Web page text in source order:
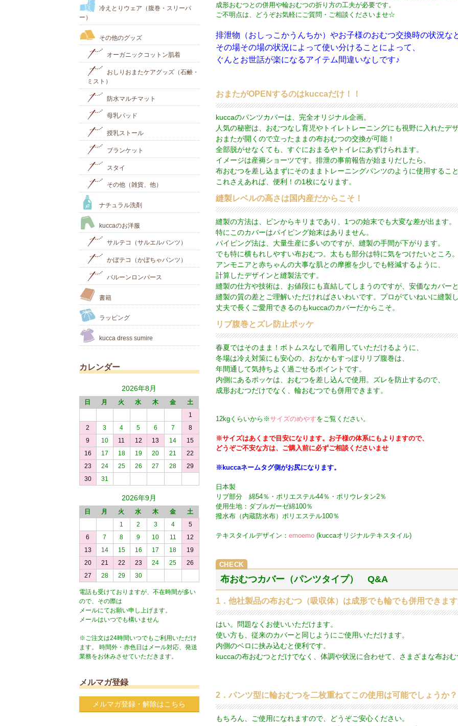
成形おむつとの併用や輪おむつの折り方の工夫が必要です。
ご不明点は、どうぞお気軽にご質問・ご相談くださいませ☆
排泄物（おしっこかうんちか）やお子様のおむつ交換時の状況な
その場その場の状況によって使い分けることによって、
ぐんとお世話が楽になるアイテム間違いなしです♪
おまたがOPENするのはkuccaだけ！！
kuccaのパンツカバーは、完全オリジナル企画。
人気の秘密は、おむつなし育児やトイレトレーニングにも視野に入れたデ
おまたが開くので立ったままの布おむつの交換が可能！
全部脱がせなくても、すぐにおまるやトイレにあずけられます。
イメージは産褥ショーツです。排泄の事前報告が始まりだしたら、
布おむつを差し込まずにそのままトレーニングパンツのように使用すること
これさえあれば、便利！の1枚になります。
縫製レベルの高さは国内産だからこそ！
縫製の方法は、ピンからキリまであり、1つの始末でも大変な差が出ます。
特にこのカバーはパイピング始末はありません。
パイピング法は、大量生産に多いのですが、縫製の手間が下がります。
でも特に横もれしやすい布おむつ。太もも部分は特に気をつけたいところ。
アンモニアと赤ちゃんの大事な肌との摩擦を少しでも軽減するように、
計算したデザインと縫製法です。
縫製の仕方や技術は、お値段にも直結してしまうのですが、安価なカバーと
縫製の質の差とご理解いただければさいわいです。プロがていねいに縫製し
丈夫で長くご愛用できるのもkuccaのカバーだからこそ。
リブ腹巻とズレ防止ポッケ
春夏ではそのまま！ボトムスなしで着用していただけるように、
冬場は冷え対策にも安心の、おなかもすっぽりリブ腹巻は、
年間通して気持ちよく過ごせるポイントです。
内側にあるポッケは、おむつを差し込んで使用。ズレを防止するので、
成形おむつだけでなく、輪おむつでも併用できます。
12kgくらいから※サイズのめやすをご覧ください。
※サイズはあくまで目安になります。お子様の体系にもよりますので、
どうぞご不安な方は、ご購入前に必ずご相談くださいませ
※kuccaネームタグ側がお尻になります。
日本製
リブ部分 綿54％・ポリエステル44％・ポリウレタン2％
使用生地：ダブルガーゼ綿100％
撥水布（内蔵防水布）ポリエステル100％
テキスタイルデザイン： emoemo (kuccaオリジナルテキスタイル)
布おむつカバー（パンツタイプ） Q&A
1．他社製品の布おむつ（吸収体）は成形でも輪でも併用できます
はい。問題なくお使いいただけます。
使い方も、従来のカバーと同じようにご使用いただけます。
内側のベロに挟み込むと便利です。
kuccaの布おむつとだけでなく、体調や状況に合わせて、さまざまな布おむ
2．パンツ型に輪おむつを二枚重ねてこの使用は可能でしょうか？
もちろん、ご使用になれますので、どうぞご安心ください。
冷えとりウェア（腹巻・スリーパ
ー）
その他のグッズ
オーガニックコットン肌着
おしりおまたケアグッズ（石鹸・
ミスト）
防水マルチマット
母乳パッド
授乳ストール
ブランケット
スタイ
その他（雑貨、他）
ナチュラル洗剤
kuccaのお洋服
サルテコ（サルエルパンツ）
かぼテコ（かぼちゃパンツ）
バルーンロンパース
書籍
ラッピング
kucca dress sumire
カレンダー
2026年8月
日 月 火 水 木 金
土
1
2
3 4 5 6 7
8
9
10 11 12 13 14
15
16
17 18 19 20 21
22
23
24 25 26 27 28
29
30
31
2026年9月
日 月 火 水 木 金
土
1
2 3 4
5
6
7 8 9 10 11
12
13
14 15 16 17 18
19
20
21 22 23 24 25
26
27
28 29 30
電話も受けておりますが、不在時間が多い
ので、その際は
メールにてお願い申し上げます。
メールはいつでも構いません
※ご注文は24時間いつでもご利用いただけ
ます。 時間外・赤色日はメール対応、発送
業務をお休みさせていただきます。
メルマガ登録
メルマガ登録・解除はこちら